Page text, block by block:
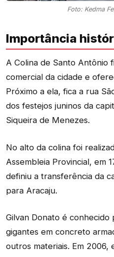
Foto: Kedma
Importância
A Colina de Santo Antônio
comercial da cidade e
Próximo a ela, fica a rua
dos festejos juninos da
Siqueira de Menezes.
No alto da colina foi
Assembleia Provincial, em
definiu a transferência da
para Aracaju.
Gilvan Donato é
gigantes em concreto
outros materiais. Em 2006,